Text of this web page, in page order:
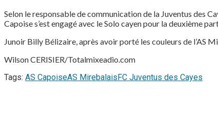
Selon le responsable de communication de la Juventus des
Capoise s’est engagé avec le Solo cayen pour la deuxième
Junoir Billy Bélizaire, après avoir porté les couleurs de l’AS
Wilson CERISIER/Totalmixeadio.com
Tags: AS CapoiseAS Mirebalais FC Juventus des Cayes